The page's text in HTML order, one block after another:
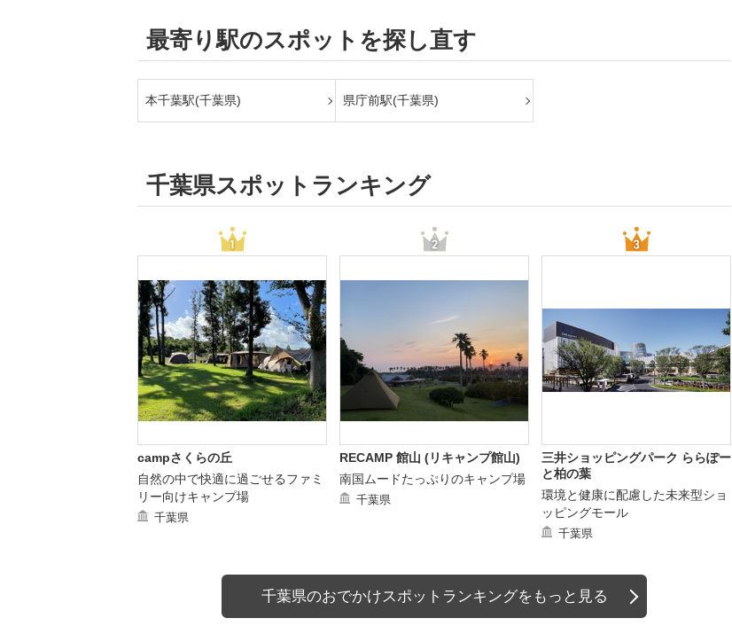
最寄り駅のスポットを探し直す
本千葉駅(千葉県) 県庁前駅(千葉県)
千葉県スポットランキング
campさくらの丘
自然の中で快適に過ごせるファミ
リー向けキャンプ場
千葉県
RECAMP 館山 (リキャンプ館山)
南国ムードたっぷりのキャンプ場
千葉県
三井ショッピングパーク ららぽー
と柏の葉
環境と健康に配慮した未来型ショ
ッピングモール
千葉県
千葉県のおでかけスポットランキングをもっと見る